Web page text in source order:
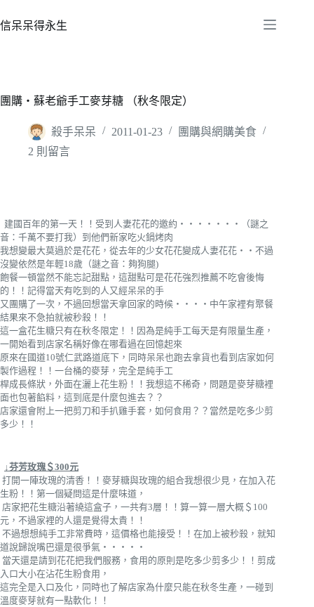
至
容
信呆呆得永生
團購‧蘇老爺手工麥芽糖 （秋冬限定）
殺手呆呆 2011-01-23
團購與網購美食
2 則留言
建國百年的第一天！！受到人妻花花的邀約‧‧‧‧‧‧‧（謎之
音：千萬不要打我）到他們新家吃火鍋烤肉
我想變最大莫過於是花花，從去年的少女花花變成人妻花花‧‧不過
沒變依然是年輕18歲（謎之音：夠狗腿)
飽餐一頓當然不能忘記甜點，這甜點可是花花強烈推薦不吃會後悔
的！！記得當天有吃到的人又經呆呆的手
又團購了一次，不過回想當天拿回家的時候‧‧‧‧中午家裡有聚餐
結果來不急拍就被秒殺！！
這一盒花生糖只有在秋冬限定！！因為是純手工每天是有限量生產，
一開始看到店家名稱好像在哪看過在回憶起來
原來在國道10號仁武路道底下，同時呆呆也跑去拿貨也看到店家如何
製作過程！！一台桶的麥芽，完全是純手工
桿成長條狀，外面在灑上花生粉！！我想這不稀奇，問題是麥芽糖裡
面也包著餡料，這到底是什麼包進去？？
店家還會附上一把剪刀和手扒雞手套，如何食用？？當然是吃多少剪
多少！！
↓芬芳玫瑰＄300元
打開一陣玫瑰的清香！！麥芽糖與玫瑰的組合我想很少見，在加入花
生粉！！第一個疑問這是什麼味道，
店家把花生糖沿著繞這盒子，一共有3層！！算一算一層大概＄100
元，不過家裡的人還是覺得太貴！！
不過想想純手工非常費時，這價格也能接受！！在加上被秒殺，就知
道說歸說嘴巴還是很爭氣‧‧‧‧‧
當天還是請到花花把我們服務，食用的原則是吃多少剪多少！！剪成
入口大小在沾花生粉食用，
這完全是入口及化，同時也了解店家為什麼只能在秋冬生產，一碰到
溫度麥芽就有一點軟化！！